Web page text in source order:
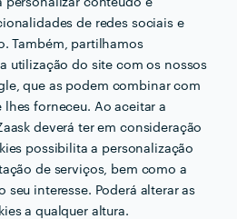
de redes sociais e
Também, partilhamos
utilização do site com os nossos
que as podem combinar com
forneceu. Ao aceitar a
deverá ter em consideração
possibilita a personalização
de serviços, bem como a
seu interesse. Poderá alterar as
a qualquer altura.
um ou uma cliente pensar
quer realizar antes de falar
um Profissional sério e sem
tem relacionadas com a